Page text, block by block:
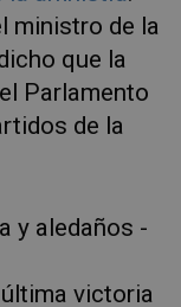
ministro de la
que la
Parlamento
de la
y aledaños -
victoria